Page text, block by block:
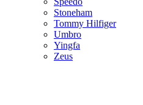
Stoneham
Tommy Hilfiger
Umbro
Yingfa
Zeus